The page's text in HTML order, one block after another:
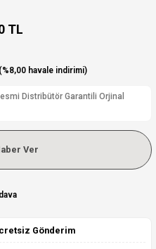
TL
havale indirimi)
Distribütör Garantili Orjinal
Ver
Gönderim